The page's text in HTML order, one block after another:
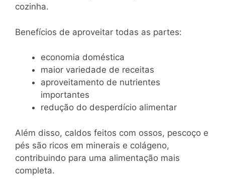
cozinha.
Benefícios de aproveitar todas as partes:
economia doméstica
maior variedade de receitas
aproveitamento de nutrientes
importantes
redução do desperdício alimentar
Além disso, caldos feitos com ossos, pescoço e
pés são ricos em minerais e colágeno,
contribuindo para uma alimentação mais
completa.